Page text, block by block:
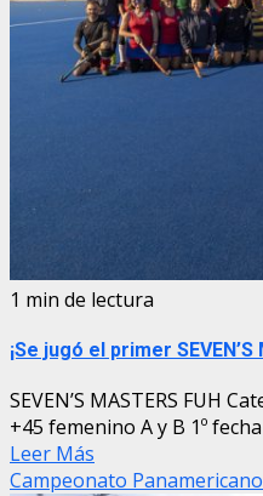
1 min de lectura
¡Se jugó el primer SEVEN’S
SEVEN’S MASTERS FUH
+45 femenino A y B 1º
Leer Más
Campeonato